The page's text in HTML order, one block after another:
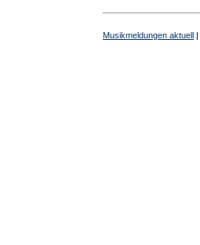
Musikmeldungen aktuell |